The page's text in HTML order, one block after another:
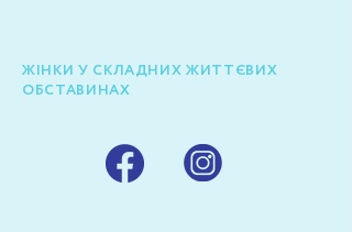
ЖІНКИ У СКЛАДНИХ ЖИТТЄВИХ
ОБСТАВИНАХ